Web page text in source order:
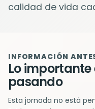
calidad de vida
INFORMACIÓN
Lo importante
pasando
Esta jornada no está